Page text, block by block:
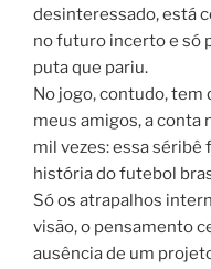
desinteressado, está
no futuro incerto e só
puta que pariu.
No jogo, contudo, tem
meus amigos, a conta
mil vezes: essa séribê
história do futebol
Só os atrapalhos
visão, o pensamento
ausência de um